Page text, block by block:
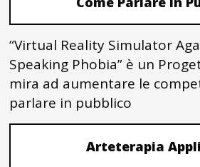
“Virtual Reality Simulator
Speaking Phobia” è un
mira ad aumentare le
parlare in pubblico
Arteterapia